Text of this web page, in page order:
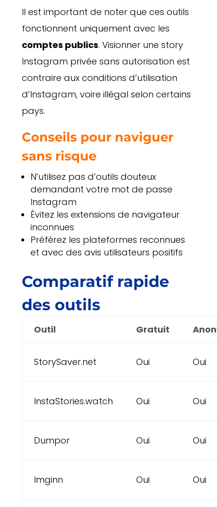
Il est important de noter que ces outils
fonctionnent uniquement avec les
comptes publics. Visionner une story
Instagram privée sans autorisation est
contraire aux conditions d’utilisation
d’Instagram, voire illégal selon certains
pays.
Conseils pour naviguer
sans risque
N’utilisez pas d’outils douteux
demandant votre mot de passe
Instagram
Évitez les extensions de navigateur
inconnues
Préférez les plateformes reconnues
et avec des avis utilisateurs positifs
Comparatif rapide
des outils
Outil Gratuit
StorySaver.net Oui Oui
InstaStories.watch Oui Oui
Dumpor Oui Oui
Imginn Oui Oui